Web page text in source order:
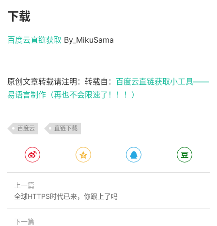
下载
百度云直链获取 By_MikuSama
原创文章转载请注明：转载自： 百度云直链获取小工具——
易语言制作（再也不会限速了！！！）
百度云 直链下载
上一篇
全球HTTPS时代已来，你跟上了吗
下一篇